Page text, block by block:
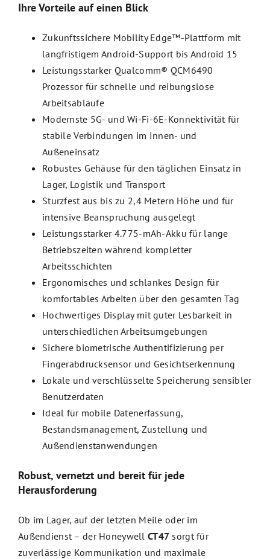
Ihre Vorteile auf einen Blick
Zukunftssichere Mobility Edge™-Plattform mit
langfristigem Android-Support bis Android 15
Leistungsstarker Qualcomm® QCM6490
Prozessor für schnelle und reibungslose
Arbeitsabläufe
Modernste 5G- und Wi-Fi-6E-Konnektivität für
stabile Verbindungen im Innen- und
Außeneinsatz
Robustes Gehäuse für den täglichen Einsatz in
Lager, Logistik und Transport
Sturzfest aus bis zu 2,4 Metern Höhe und für
intensive Beanspruchung ausgelegt
Leistungsstarker 4.775-mAh-Akku für lange
Betriebszeiten während kompletter
Arbeitsschichten
Ergonomisches und schlankes Design für
komfortables Arbeiten über den gesamten Tag
Hochwertiges Display mit guter Lesbarkeit in
unterschiedlichen Arbeitsumgebungen
Sichere biometrische Authentifizierung per
Fingerabdrucksensor und Gesichtserkennung
Lokale und verschlüsselte Speicherung sensibler
Benutzerdaten
Ideal für mobile Datenerfassung,
Bestandsmanagement, Zustellung und
Außendienstanwendungen
Robust, vernetzt und bereit für jede
Herausforderung
Ob im Lager, auf der letzten Meile oder im
Außendienst – der Honeywell CT47 sorgt für
zuverlässige Kommunikation und maximale